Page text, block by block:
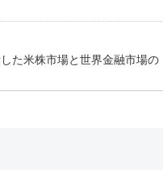
た米株市場と世界金融市場の